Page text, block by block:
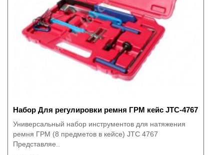
Набор Для регулировки ремня ГРМ кейс JTC-4767
Универсальный набор инструментов для натяжения
ремня ГРМ (8 предметов в кейсе) JTC 4767
Представляе..